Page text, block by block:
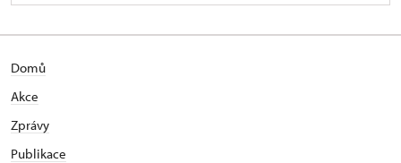
Domů
Akce
Zprávy
Publikace